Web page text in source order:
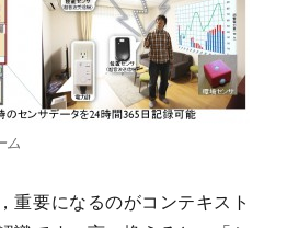
ム
重要になるのがコンテキスト